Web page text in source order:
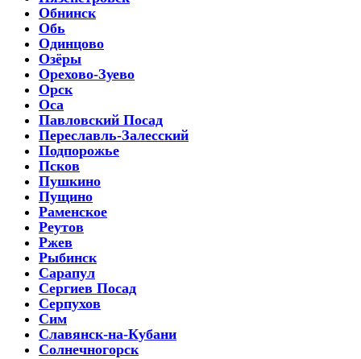
Обнинск
Обь
Одинцово
Озёры
Орехово-Зуево
Орск
Оса
Павловский Посад
Переславль-Залесский
Подпорожье
Псков
Пушкино
Пущино
Раменское
Реутов
Ржев
Рыбинск
Сарапул
Сергиев Посад
Серпухов
Сим
Славянск-на-Кубани
Солнечногорск